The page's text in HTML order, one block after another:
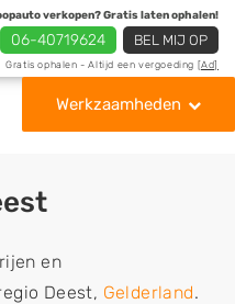
verkopen? Gratis laten ophalen!
06-40719624 BEL MIJ OP
Gratis ophalen - Altijd een vergoeding [Ad]
Werkzaamheden
en
Deest, Gelderland.